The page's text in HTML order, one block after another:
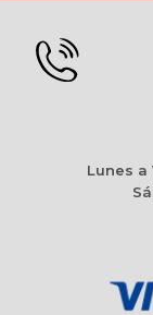
Lunes a